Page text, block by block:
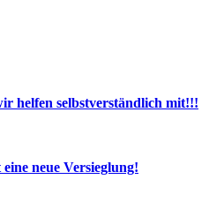
helfen selbstverständlich mit!!!
neue Versieglung!